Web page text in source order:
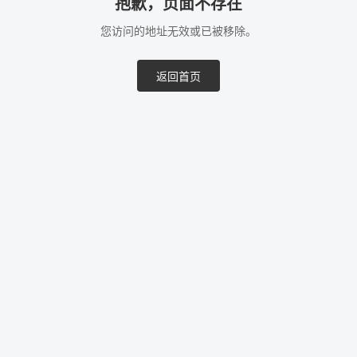
抱歉，页面不存在
您访问的地址无效或已被移除。
返回首页